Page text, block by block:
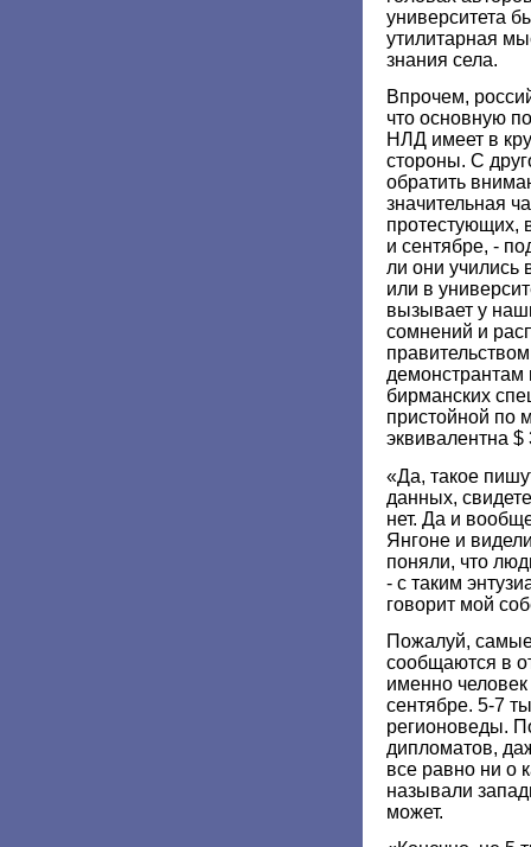
университета
утилитарная
знания села.
Впрочем,
что основную
НЛД имеет в
стороны. С
обратить
значительная
протестующих,
и сентябре, -
ли они учились
или в
вызывает у
сомнений и
бирманских
пристойной по
эквивалентна $
«Да, такое
данных,
нет. Да и
Янгоне и
поняли, что
- с таким
говорит мой
Пожалуй,
сообщаются в
именно
сентябре. 5-7
регионоведы.
дипломатов,
все равно ни о
называли
может.